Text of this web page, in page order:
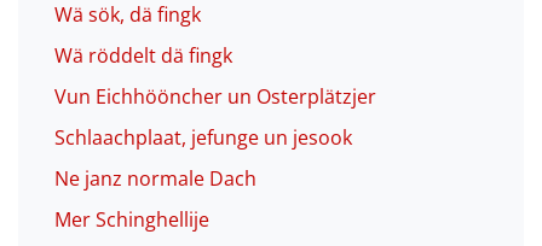
Wä sök, dä fingk
Wä röddelt dä fingk
Vun Eichhööncher un Osterplätzjer
Schlaachplaat, jefunge un jesook
Ne janz normale Dach
Mer Schinghellije